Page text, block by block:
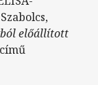
előállított